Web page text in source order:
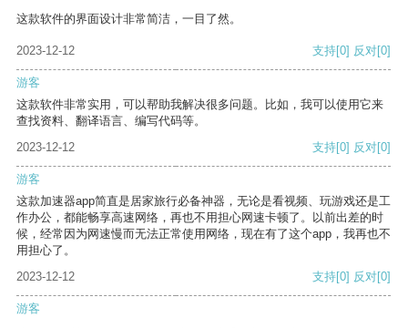
这款软件的界面设计非常简洁，一目了然。
2023-12-12 支持[0] 反对[0]
游客
这款软件非常实用，可以帮助我解决很多问题。比如，我可以使用它来
查找资料、翻译语言、编写代码等。
2023-12-12
支持[0] 反对[0]
游客
这款加速器app简直是居家旅行必备神器，无论是看视频、玩游戏还是工
作办公，都能畅享高速网络，再也不用担心网速卡顿了。以前出差的时
候，经常因为网速慢而无法正常使用网络，现在有了这个app，我再也不
用担心了。
2023-12-12
支持[0] 反对[0]
游客